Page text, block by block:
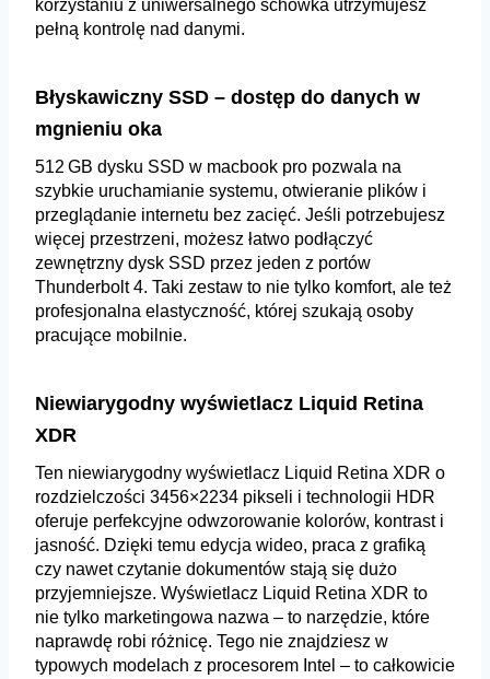
korzystaniu z uniwersalnego schowka utrzymujesz
pełną kontrolę nad danymi.
Błyskawiczny SSD – dostęp do danych w
mgnieniu oka
512 GB dysku SSD w macbook pro pozwala na
szybkie uruchamianie systemu, otwieranie plików i
przeglądanie internetu bez zacięć. Jeśli potrzebujesz
więcej przestrzeni, możesz łatwo podłączyć
zewnętrzny dysk SSD przez jeden z portów
Thunderbolt 4. Taki zestaw to nie tylko komfort, ale też
profesjonalna elastyczność, której szukają osoby
pracujące mobilnie.
Niewiarygodny wyświetlacz Liquid Retina
XDR
Ten niewiarygodny wyświetlacz Liquid Retina XDR o
rozdzielczości 3456×2234 pikseli i technologii HDR
oferuje perfekcyjne odwzorowanie kolorów, kontrast i
jasność. Dzięki temu edycja wideo, praca z grafiką
czy nawet czytanie dokumentów stają się dużo
przyjemniejsze. Wyświetlacz Liquid Retina XDR to
nie tylko marketingowa nazwa – to narzędzie, które
naprawdę robi różnicę. Tego nie znajdziesz w
typowych modelach z procesorem Intel – to całkowicie